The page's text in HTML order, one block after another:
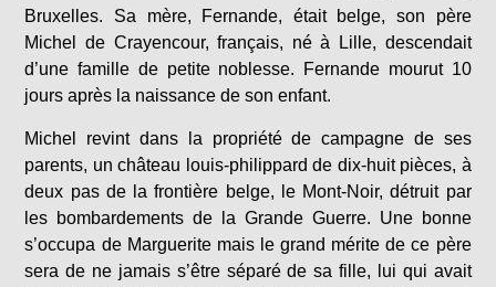
Bruxelles. Sa mère, Fernande, était belge, son père
Michel de Crayencour, français, né à Lille, descendait
d’une famille de petite noblesse. Fernande mourut 10
jours après la naissance de son enfant.
Michel revint dans la propriété de campagne de ses
parents, un château louis-philippard de dix-huit pièces, à
deux pas de la frontière belge, le Mont-Noir, détruit par
les bombardements de la Grande Guerre. Une bonne
s’occupa de Marguerite mais le grand mérite de ce père
sera de ne jamais s’être séparé de sa fille, lui qui avait